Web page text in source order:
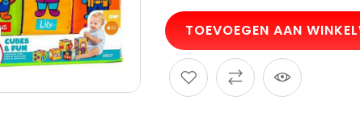
TOEVOEGEN AAN